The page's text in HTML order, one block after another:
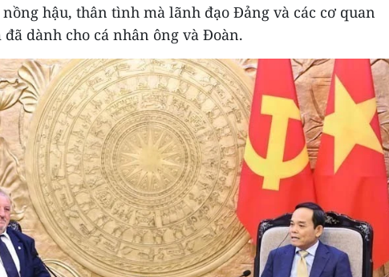
hậu, thân tình mà lãnh đạo Đảng và các cơ quan
dành cho cá nhân ông và Đoàn.